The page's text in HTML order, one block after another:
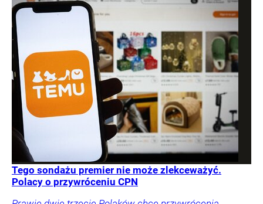
Tego sondażu premier nie może zlekceważyć.
Polacy o przywróceniu CPN